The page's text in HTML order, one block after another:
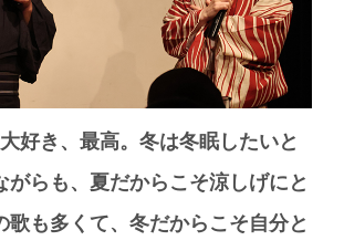
大好き、最高。冬は冬眠したいと
がらも、夏だからこそ涼しげにと
歌も多くて、冬だからこそ自分と